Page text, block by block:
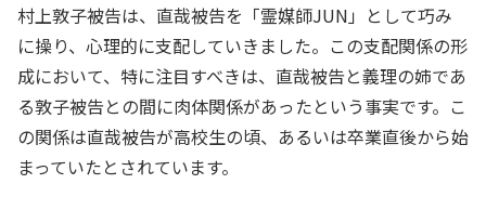
村上敦子被告は、直哉被告を「霊媒師JUN」として巧み
に操り、心理的に支配していきました。この支配関係の形
成において、特に注目すべきは、直哉被告と義理の姉であ
る敦子被告との間に肉体関係があったという事実です。こ
の関係は直哉被告が高校生の頃、あるいは卒業直後から始
まっていたとされています。